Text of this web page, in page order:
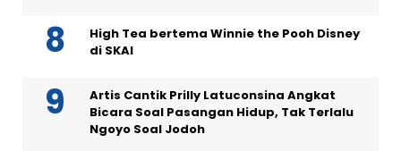
High Tea bertema Winnie the Pooh Disney
di SKAI
Artis Cantik Prilly Latuconsina Angkat
Bicara Soal Pasangan Hidup, Tak Terlalu
Ngoyo Soal Jodoh